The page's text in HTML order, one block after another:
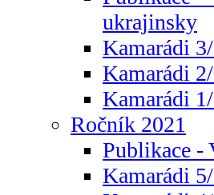
ukrajinsky
Kamarádi
Kamarádi
Kamarádi
Ročník 2021
Publikace -
Kamarádi